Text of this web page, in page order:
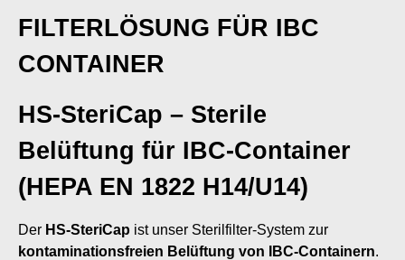
FILTERLÖSUNG FÜR IBC
CONTAINER
HS-SteriCap – Sterile
Belüftung für IBC-Container
(HEPA EN 1822 H14/U14)
Der HS-SteriCap ist unser Sterilfilter-System zur
kontaminationsfreien Belüftung von IBC-Containern.